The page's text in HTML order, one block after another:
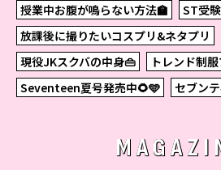
授業中お腹が鳴らない方法🏫
ST受
放課後に撮りたいコスプリ&ネタプリ
現役JKスクバの中身👜
トレンド制
Seventeen夏号発売中🌻🩵
セブン